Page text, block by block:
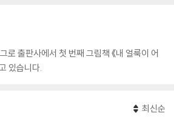
출판사에서 첫 번째 그림책 《내 얼룩이 어
있습니다.
최신순